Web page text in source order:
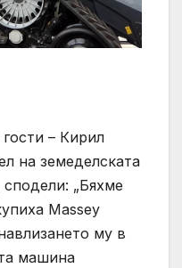
– Кирил
на земеделската
„Бяхме
Massey
му в
машина